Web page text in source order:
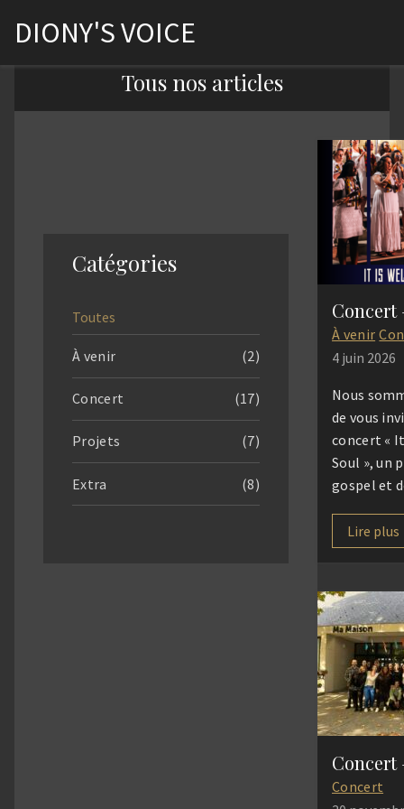
DIONY'S VOICE
Tous nos articles
Catégories
Toutes
À venir (2)
Concert (17)
Projets (7)
Extra (8)
À venir
4 juin 2026
Nous
de vous
concert «
Soul », un
gospel et
Gomar.
choristes
musical
œuvres
[…]
Lire plus
Concert
Concert